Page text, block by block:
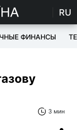
RU
ФИНАНСЫ
3 мин